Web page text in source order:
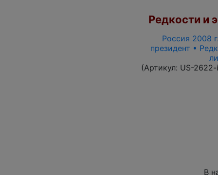
Редкости и
Россия 2008
президент •
(Артикул: US-
В